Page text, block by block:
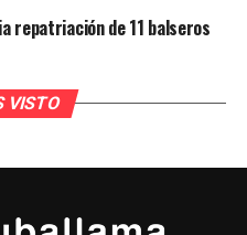
repatriación de 11 balseros
VISTO